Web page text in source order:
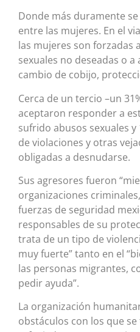
Donde más duramente
entre las mujeres. En el
las mujeres son forzadas
sexuales no deseadas o
cambio de cobijo,
Cerca de un tercio –un
aceptaron responder a
sufrido abusos sexuales
de violaciones y otras
obligadas a desnudarse.
Sus agresores fueron
organizaciones
fuerzas de seguridad
responsables de su
trata de un tipo de
muy fuerte” tanto en el
las personas migrantes,
pedir ayuda”.
La organización
obstáculos con los que